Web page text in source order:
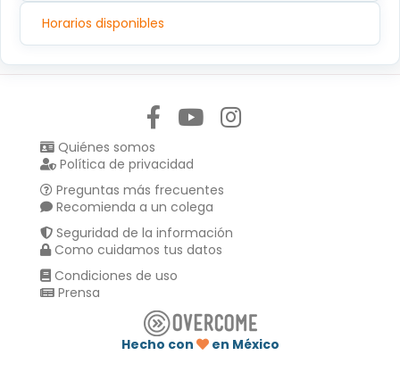
Horarios disponibles
Quiénes somos
Política de privacidad
Preguntas más frecuentes
Recomienda a un colega
Seguridad de la información
Como cuidamos tus datos
Condiciones de uso
Prensa
Hecho con
en México